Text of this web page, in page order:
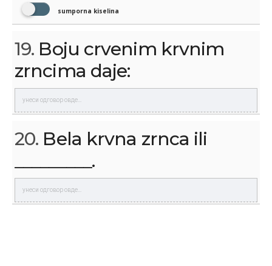
sumporna kiselina
19. Boju crvenim krvnim
zrncima daje:
20. Bela krvna zrnca ili
_________.